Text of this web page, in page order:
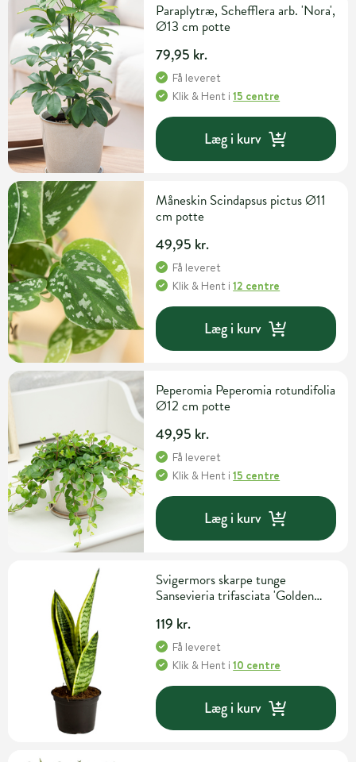
Paraplytræ, Schefflera arb. 'Nora',
Ø13 cm potte
79,95 kr.
Få leveret
Klik & Hent i15 centre
Læg i kurv
Måneskin Scindapsus pictus Ø11
cm potte
49,95 kr.
Få leveret
Klik & Hent i12 centre
Læg i kurv
Peperomia Peperomia rotundifolia
Ø12 cm potte
49,95 kr.
Få leveret
Klik & Hent i15 centre
Læg i kurv
Svigermors skarpe tunge
Sansevieria trifasciata 'Golden
119 kr.
Få leveret
Klik & Hent i10 centre
Læg i kurv